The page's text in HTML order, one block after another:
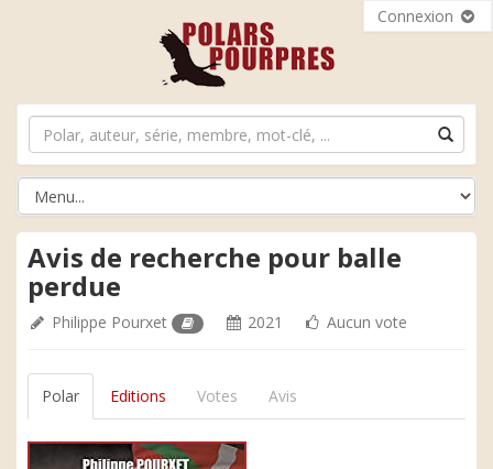
Connexion
Avis de recherche pour balle
perdue
Philippe Pourxet 2021 Aucun vote
Polar Editions Votes Avis